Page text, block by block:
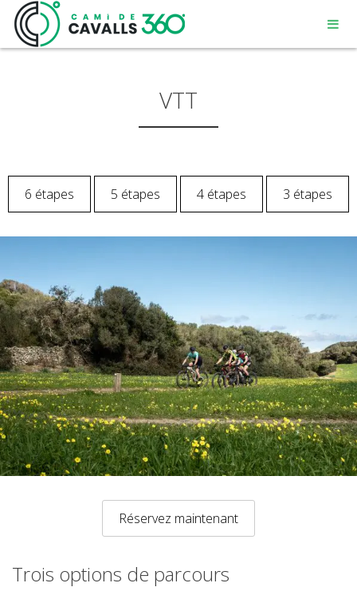
RANDONNÉE
13 ÉTAPES
10 ÉTAPES
VTT
6 étapes 5 étapes 4 étapes 3 étapes
Réservez maintenant
Trois options de parcours